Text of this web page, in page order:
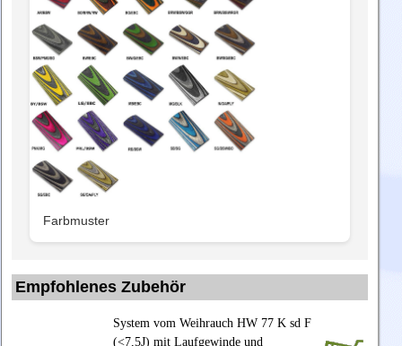
Farbmuster
Empfohlenes Zubehör
System vom Weihrauch HW 77 K sd F
(<7,5J) mit Laufgewinde und